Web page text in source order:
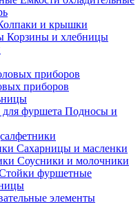
и крышки
Корзины и хлебницы
приборов
Подносы и
Сахарницы и масленки
Соусники и молочники
фуршетные